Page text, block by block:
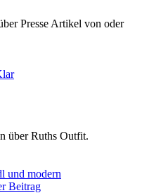
Presse Artikel von oder
über Ruths Outfit.
und modern
Beitrag